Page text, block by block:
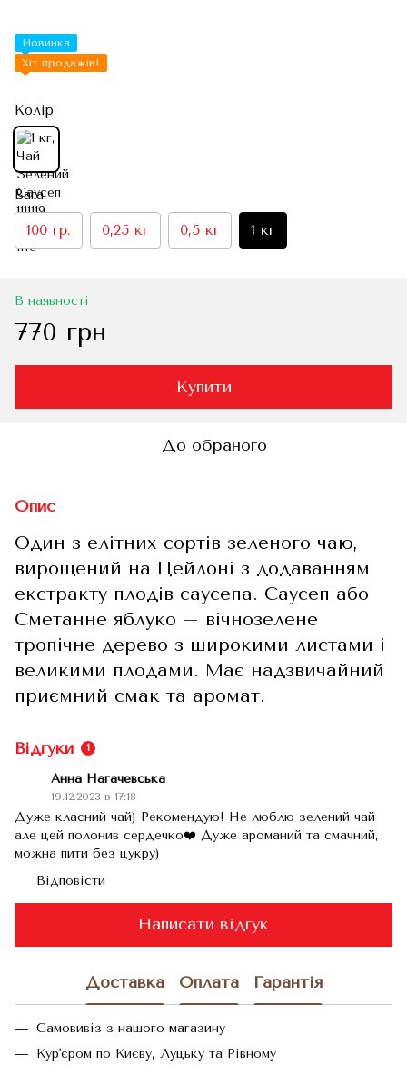
Новинка
Хіт продажів!
Колір
Вага
100 гр. 0,25 кг 0,5 кг 1 кг
В наявності
770 грн
Купити
До обраного
Опис
Один з елітних сортів зеленого чаю,
вирощений на Цейлоні з додаванням
екстракту плодів саусепа. Саусеп або
Сметанне яблуко – вічнозелене
тропічне дерево з широкими листами і
великими плодами. Має надзвичайний
приємний смак та аромат.
Відгуки 1
Анна Нагачевська
19.12.2023 в 17:18
Дуже класний чай) Рекомендую! Не люблю зелений чай
але цей полонив сердечко❤️ Дуже ароманий та смачний,
можна пити без цукру)
Відповісти
Написати відгук
Доставка Оплата Гарантія
Самовивіз з нашого магазину
Кур'єром по Києву, Луцьку та Рівному